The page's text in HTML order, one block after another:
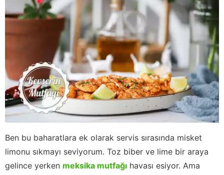
Ben bu baharatlara ek olarak servis sırasında misket
limonu sıkmayı seviyorum. Toz biber ve lime bir araya
gelince yerken meksika mutfağı havası esiyor. Ama